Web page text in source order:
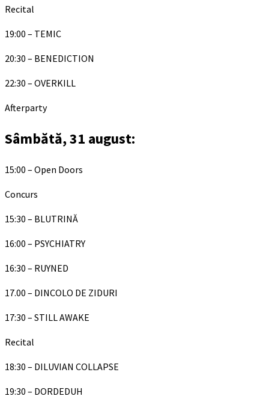
Recital
19:00 – TEMIC
20:30 – BENEDICTION
22:30 – OVERKILL
Afterparty
Sâmbătă, 31 august:
15:00 – Open Doors
Concurs
15:30 – BLUTRINĂ
16:00 – PSYCHIATRY
16:30 – RUYNED
17.00 – DINCOLO DE ZIDURI
17:30 – STILL AWAKE
Recital
18:30 – DILUVIAN COLLAPSE
19:30 – DORDEDUH